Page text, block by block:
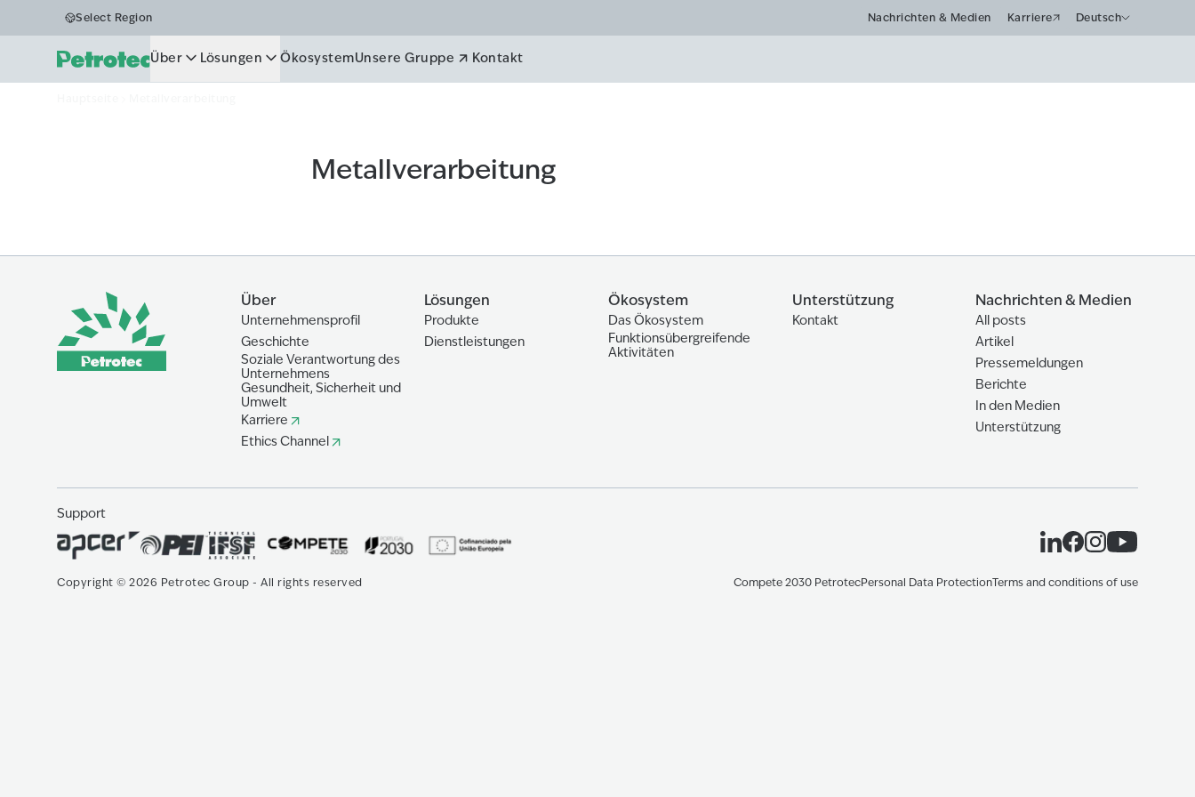
Select Region Nachrichten & Medien Karriere Deutsch
Über Lösungen ÖkosystemUnsere Gruppe Kontakt
Metallverarbeitung
Metallverarbeitung
Über
Unternehmensprofil
Geschichte
Soziale Verantwortung des
Unternehmens
Gesundheit, Sicherheit und
Umwelt
Karriere
Ethics Channel
Lösungen
Produkte
Dienstleistungen
Ökosystem
Das Ökosystem
Funktionsübergreifende
Aktivitäten
Unterstützung
Kontakt
Nachrichten & Medien
All posts
Artikel
Pressemeldungen
Berichte
In den Medien
Unterstützung
Support
Copyright © 2026 Petrotec Group - All rights reserved Compete 2030 PetrotecPersonal Data ProtectionTerms and conditions of use